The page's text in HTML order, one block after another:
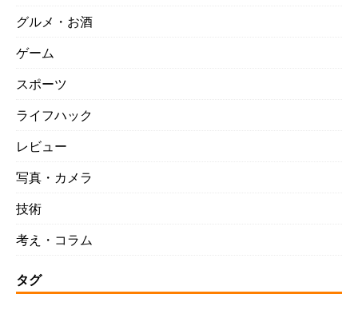
グルメ・お酒
ゲーム
スポーツ
ライフハック
レビュー
写真・カメラ
技術
考え・コラム
タグ